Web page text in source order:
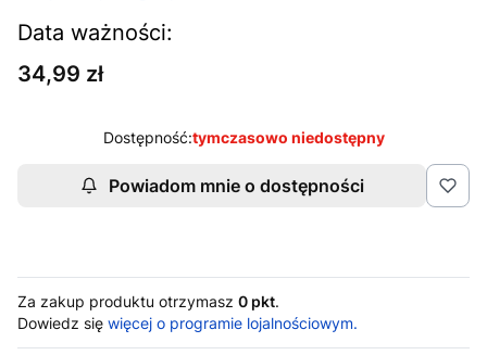
Data ważności:
Cena
34,99 zł
Dostępność:tymczasowo niedostępny
Powiadom mnie o dostępności
Za zakup produktu otrzymasz 0 pkt.
Dowiedz się więcej o programie lojalnościowym.